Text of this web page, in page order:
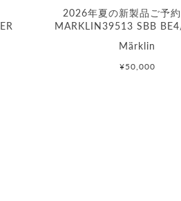
2026年夏の新製品ご予
MARKLIN39513 SBB
Märklin
¥50,000